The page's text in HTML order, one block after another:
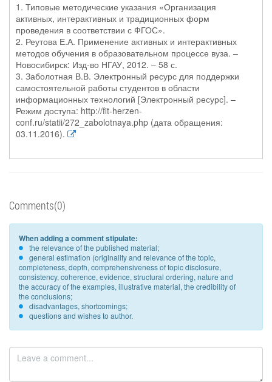
1. Типовые методические указания «Организация
активных, интерактивных и традиционных форм
проведения в соответствии с ФГОС».
2. Реутова Е.А. Применение активных и интерактивных
методов обучения в образовательном процессе вуза. –
Новосибирск: Изд-во НГАУ, 2012. – 58 с.
3. Заболотная В.В. Электронный ресурс для поддержки
самостоятельной работы студентов в области
информационных технологий [Электронный ресурс]. –
Режим доступа: http://fit-herzen-
conf.ru/statii/272_zabolotnaya.php (дата обращения:
03.11.2016).
Comments(0)
When adding a comment stipulate:
the relevance of the published material;
general estimation (originality and relevance of the topic,
completeness, depth, comprehensiveness of topic disclosure,
consistency, coherence, evidence, structural ordering, nature and
the accuracy of the examples, illustrative material, the credibility of
the conclusions;
disadvantages, shortcomings;
questions and wishes to author.